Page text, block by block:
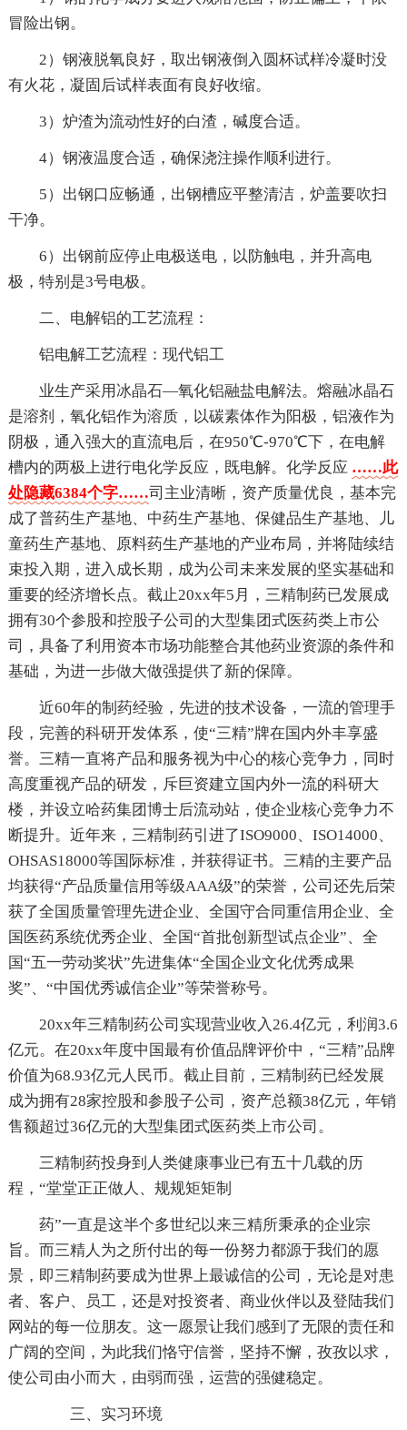
冒险出钢。
2）钢液脱氧良好，取出钢液倒入圆杯试样冷凝时没
有火花，凝固后试样表面有良好收缩。
3）炉渣为流动性好的白渣，碱度合适。
4）钢液温度合适，确保浇注操作顺利进行。
5）出钢口应畅通，出钢槽应平整清洁，炉盖要吹扫
干净。
6）出钢前应停止电极送电，以防触电，并升高电
极，特别是3号电极。
二、电解铝的工艺流程：
铝电解工艺流程：现代铝工
业生产采用冰晶石—氧化铝融盐电解法。熔融冰晶石
是溶剂，氧化铝作为溶质，以碳素体作为阳极，铝液作为
阴极，通入强大的直流电后，在950℃-970℃下，在电解
槽内的两极上进行电化学反应，既电解。化学反应 ……此
处隐藏6384个字……司主业清晰，资产质量优良，基本完
成了普药生产基地、中药生产基地、保健品生产基地、儿
童药生产基地、原料药生产基地的产业布局，并将陆续结
束投入期，进入成长期，成为公司未来发展的坚实基础和
重要的经济增长点。截止20xx年5月，三精制药已发展成
拥有30个参股和控股子公司的大型集团式医药类上市公
司，具备了利用资本市场功能整合其他药业资源的条件和
基础，为进一步做大做强提供了新的保障。
近60年的制药经验，先进的技术设备，一流的管理手
段，完善的科研开发体系，使“三精”牌在国内外丰享盛
誉。三精一直将产品和服务视为中心的核心竞争力，同时
高度重视产品的研发，斥巨资建立国内外一流的科研大
楼，并设立哈药集团博士后流动站，使企业核心竞争力不
断提升。近年来，三精制药引进了ISO9000、ISO14000、
OHSAS18000等国际标准，并获得证书。三精的主要产品
均获得“产品质量信用等级AAA级”的荣誉，公司还先后荣
获了全国质量管理先进企业、全国守合同重信用企业、全
国医药系统优秀企业、全国“首批创新型试点企业”、全
国“五一劳动奖状”先进集体“全国企业文化优秀成果
奖”、“中国优秀诚信企业”等荣誉称号。
20xx年三精制药公司实现营业收入26.4亿元，利润3.6
亿元。在20xx年度中国最有价值品牌评价中，“三精”品牌
价值为68.93亿元人民币。截止目前，三精制药已经发展
成为拥有28家控股和参股子公司，资产总额38亿元，年销
售额超过36亿元的大型集团式医药类上市公司。
三精制药投身到人类健康事业已有五十几载的历
程，“堂堂正正做人、规规矩矩制
药”一直是这半个多世纪以来三精所秉承的企业宗
旨。而三精人为之所付出的每一份努力都源于我们的愿
景，即三精制药要成为世界上最诚信的公司，无论是对患
者、客户、员工，还是对投资者、商业伙伴以及登陆我们
网站的每一位朋友。这一愿景让我们感到了无限的责任和
广阔的空间，为此我们恪守信誉，坚持不懈，孜孜以求，
使公司由小而大，由弱而强，运营的强健稳定。
三、实习环境